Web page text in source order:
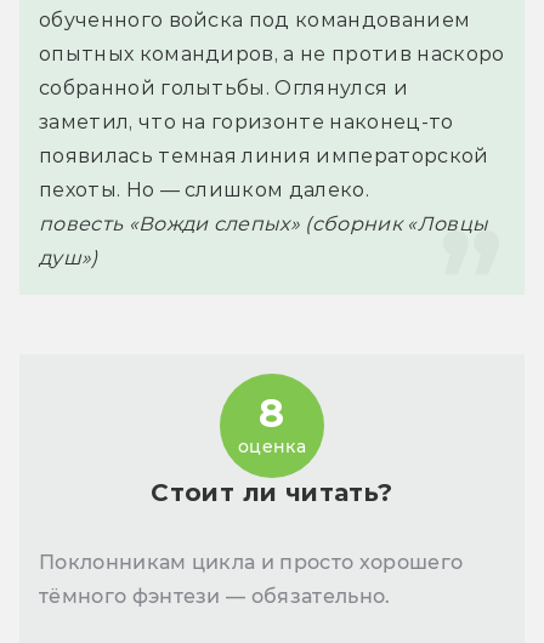
обученного войска под командованием
опытных командиров, а не против наскоро
собранной голытьбы. Оглянулся и
заметил, что на горизонте наконец-то
появилась темная линия императорской
пехоты. Но — слишком далеко.
повесть «Вожди слепых» (сборник «Ловцы
душ»)
Стоит ли читать?
8
оценка
Поклонникам цикла и просто хорошего
тёмного фэнтези — обязательно.